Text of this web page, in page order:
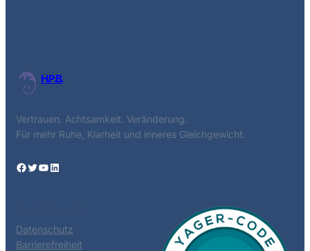
H.P.B.
Vertrauen. Achtsamkeit. Veränderung.
Für mehr Ruhe, Klarheit und inneres Gleichgewicht.
Facebook Twitter YouTube LinkedIn
Datenschutz
Barrierefreiheit